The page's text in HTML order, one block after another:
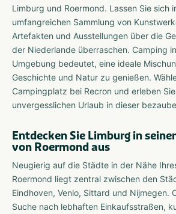
Limburg und Roermond. Lassen Sie sich
umfangreichen Sammlung von
Artefakten und Ausstellungen über die
der Niederlande überraschen. Camping
Umgebung bedeutet, eine ideale
Geschichte und Natur zu genießen.
Campingplatz bei Recron und erleben
unvergesslichen Urlaub in dieser
Entdecken Sie Limburg in
von Roermond aus
Neugierig auf die Städte in der Nähe
Roermond liegt zentral zwischen den
Eindhoven, Venlo, Sittard und Nijmegen.
Suche nach lebhaften Einkaufsstraßen,